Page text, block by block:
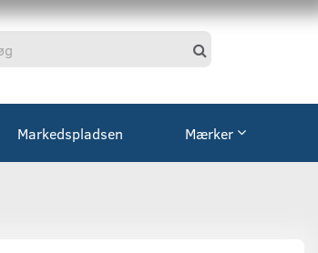
Markedspladsen Mærker